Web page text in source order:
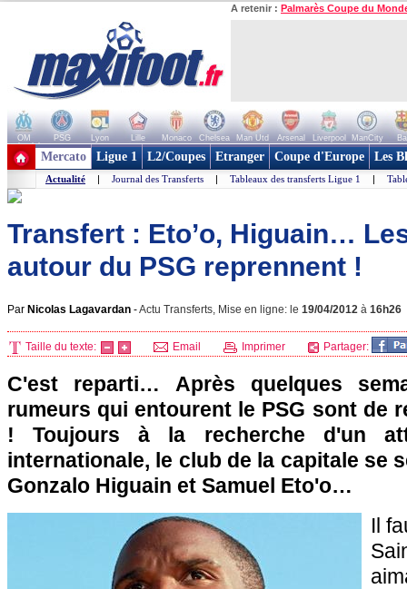
A retenir : Palmarès Coupe du
OM PSG Lyon Lille Monaco Chelsea Man Utd Arsenal Liverpool ManCity
+ de clubs
Mercato Ligue 1 L2/Coupes Etranger Coupe d'Europe Les
Actualité | Journal des Transferts | Tableaux des transferts Ligue 1 |
Transfert : Eto’o, Higuain…
autour du PSG reprennent !
Par Nicolas Lagavardan -Actu Transferts, Mise en ligne: le 19/04/2012 à 16h26
Taille du texte: Email Imprimer Partager:
C'est reparti… Après quelques
rumeurs qui entourent le PSG sont de
! Toujours à la recherche d'un
internationale, le club de la capitale se
Gonzalo Higuain et Samuel Eto'o…
Il